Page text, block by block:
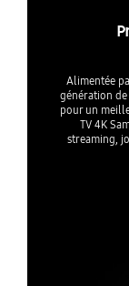
Alimentée
génération
pour un
TV 4K
streaming,